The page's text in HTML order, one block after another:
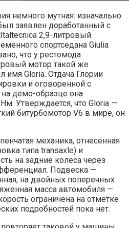
немного мутная: изначально
заявлен доработанный с
2,9-литровый
спортседана Giulia
что у рестомода
мотор такой же
имя Gloria. Отдача Глории
и оговоренной с
демо-образце она
Утверждается, что Gloria —
битурбомотор V6 в мире, он
механика, отнесённая
типа transaxle) и
на задние колёса через
Подвеска —
на двойных поперечных
масса автомобиля —
ограничена на отметке
подробностей пока нет.